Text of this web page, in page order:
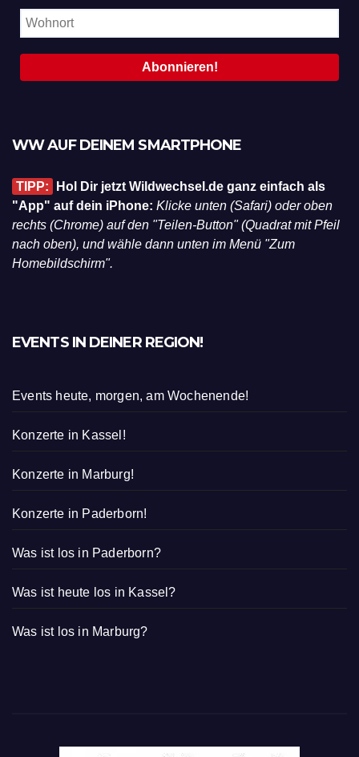
WW AUF DEINEM SMARTPHONE
TIPP:
Hol Dir jetzt Wildwechsel.de ganz einfach als
"App" auf dein iPhone: Klicke unten (Safari) oder oben
rechts (Chrome) auf den "Teilen-Button" (Quadrat mit Pfeil
nach oben), und wähle dann unten im Menü "Zum
Homebildschirm".
EVENTS IN DEINER REGION!
Events heute, morgen, am Wochenende!
Konzerte in Kassel!
Konzerte in Marburg!
Konzerte in Paderborn!
Was ist los in Paderborn?
Was ist heute los in Kassel?
Was ist los in Marburg?